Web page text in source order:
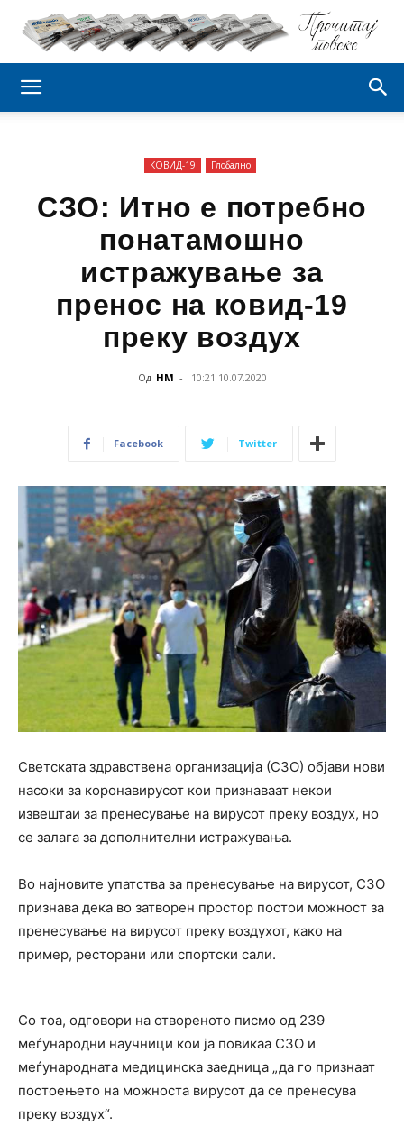
КОВИД-19 Глобално
СЗО: Итно е потребно
понатамошно
истражување за
пренос на ковид-19
преку воздух
Од НМ - 10:21 10.07.2020
Facebook Twitter
Светската здравствена организација (СЗО) објави нови
насоки за коронавирусот кои признаваат некои
извештаи за пренесување на вирусот преку воздух, но
се залага за дополнителни истражувања.
Во најновите упатства за пренесување на вирусот, СЗО
признава дека во затворен простор постои можност за
пренесување на вирусот преку воздухот, како на
пример, ресторани или спортски сали.
Со тоа, одговори на отвореното писмо од 239
меѓународни научници кои ја повикаа СЗО и
меѓународната медицинска заедница „да го признаат
постоењето на можноста вирусот да се пренесува
преку воздух“.